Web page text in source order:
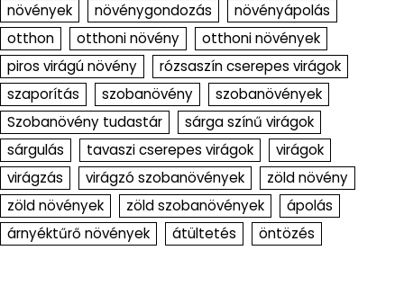
növények
növénygondozás
növényápolás
otthon
otthoni növény
otthoni növények
piros virágú növény
rózsaszín cserepes virágok
szaporítás
szobanövény
szobanövények
Szobanövény tudastár
sárga színű virágok
sárgulás
tavaszi cserepes virágok
virágok
virágzás
virágzó szobanövények
zöld növény
zöld növények
zöld szobanövények
ápolás
árnyéktűrő növények
átültetés öntözés